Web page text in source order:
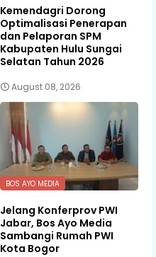
Kemendagri Dorong
Optimalisasi Penerapan
dan Pelaporan SPM
Kabupaten Hulu Sungai
Selatan Tahun 2026
August 08, 2026
BOS AYO MEDIA
Jelang Konferprov PWI
Jabar, Bos Ayo Media
Sambangi Rumah PWI
Kota Bogor